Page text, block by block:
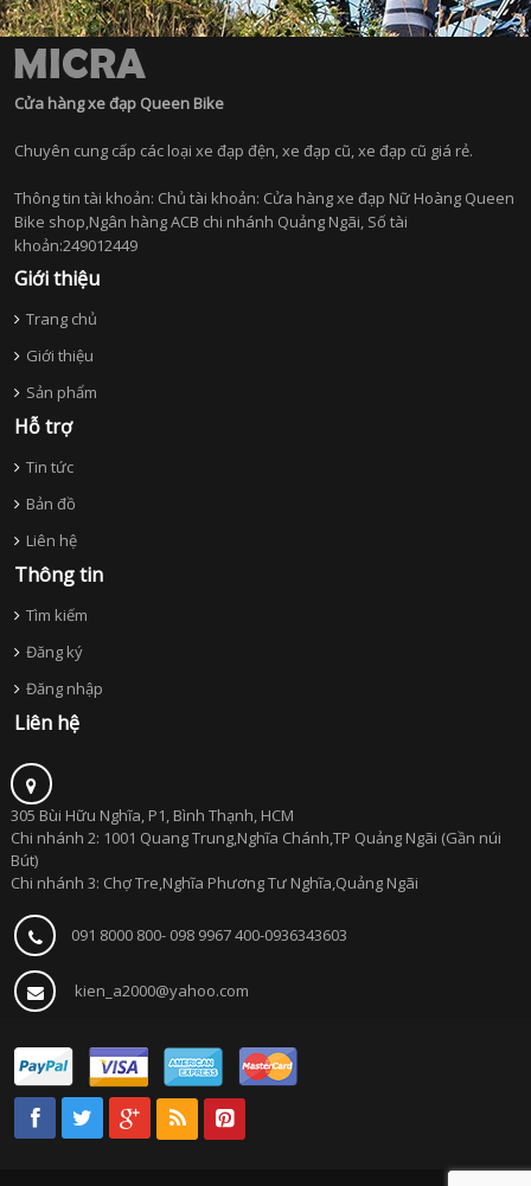
Cửa hàng xe đạp Queen Bike
Chuyên cung cấp các loại xe đạp đện, xe đạp cũ, xe đạp cũ giá rẻ.
Thông tin tài khoản: Chủ tài khoản: Cửa hàng xe đạp Nữ Hoàng Queen
Bike shop,Ngân hàng ACB chi nhánh Quảng Ngãi, Số tài
khoản:249012449
Giới thiệu
Trang chủ
Giới thiệu
Sản phẩm
Hỗ trợ
Tin tức
Bản đồ
Liên hệ
Thông tin
Tìm kiếm
Đăng ký
Đăng nhập
Liên hệ
305 Bùi Hữu Nghĩa, P1, Bình Thạnh, HCM
Chi nhánh 2: 1001 Quang Trung,Nghĩa Chánh,TP Quảng Ngãi (Gần núi
Bút)
Chi nhánh 3: Chợ Tre,Nghĩa Phương Tư Nghĩa,Quảng Ngãi
091 8000 800- 098 9967 400-0936343603
kien_a2000@yahoo.com